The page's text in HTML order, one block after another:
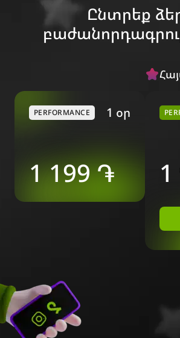
Ընտրեք
PERFORMANCE 1 օր
1 199 ֏